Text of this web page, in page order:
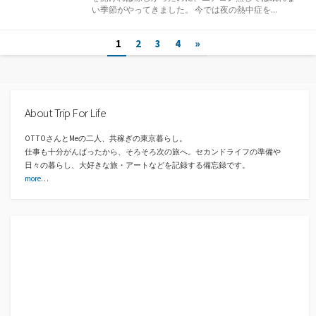
リ
ー
い季節がやってきました。 今では夜の熱中症を...
1 2 3 4 »
About Trip For Life
OTTOさんとMeの二人、共稼ぎの東京暮らし。
仕事も十分がんばったから、そろそろ次の旅へ。セカンドライフの準備や
日々の暮らし、大好きな旅・アートなどを記録する備忘録です。
more…